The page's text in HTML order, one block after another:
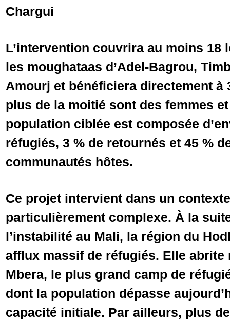
Chargui
L’intervention couvrira au moins 18
les moughataas d’Adel-Bagrou,
Amourj et bénéficiera directement à
plus de la moitié sont des femmes
population ciblée est composée
réfugiés, 3 % de retournés et 45 %
communautés hôtes.
Ce projet intervient dans un
particulièrement complexe. À la
l’instabilité au Mali, la région du
afflux massif de réfugiés. Elle abrite
Mbera, le plus grand camp de
dont la population dépasse
capacité initiale. Par ailleurs, plus